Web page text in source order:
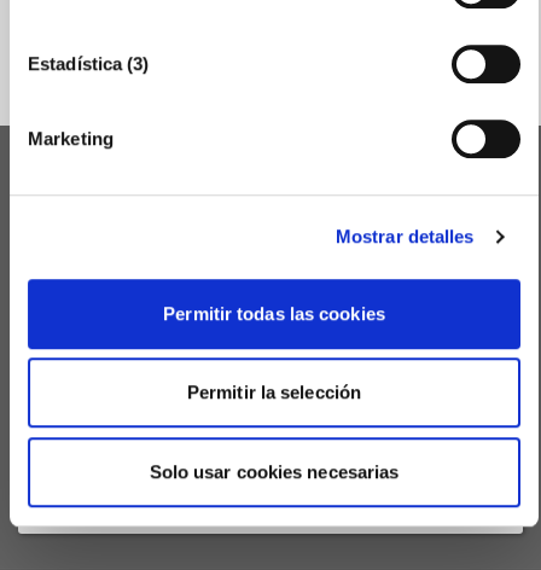
Estadística (3)
Marketing
Mostrar detalles
Permitir todas las cookies
Permitir la selección
Solo usar cookies necesarias
IGNITE CONGRESS
PREMIO PYME DEL AÑO 2026
ENACTIO - CLUB DE NEGOCIOS
DELEGACIONES DE LA CÁMARA
AULA VIRTUAL